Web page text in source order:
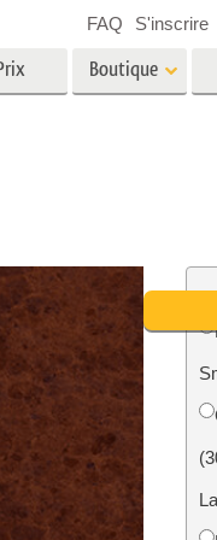
Services de
Boutique
FAQ S'inscrire